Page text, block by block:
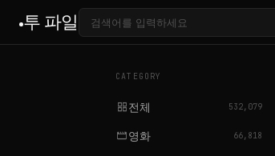
투 파일
CATEGORY
grid_view전체 532,079
movie영화 66,818